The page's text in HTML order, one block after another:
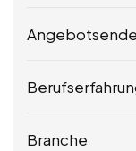
Angebotsende
Branche